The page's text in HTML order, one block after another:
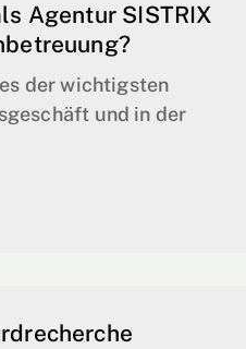
Agentur SISTRIX
der wichtigsten
und in der